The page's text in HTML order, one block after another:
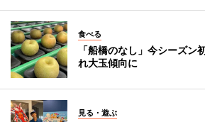
食べる
「船橋のなし」今シーズ
れ大玉傾向に
見る・遊ぶ